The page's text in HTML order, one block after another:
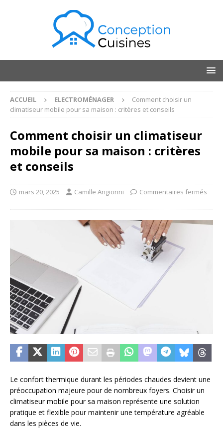
ACCUEIL ELECTROMÉNAGER
Comment choisir un
climatiseur mobile pour sa maison : critères et conseils
Comment choisir un climatiseur
mobile pour sa maison : critères
et conseils
mars 20, 2025 Camille Angionni Commentaires fermés
Le confort thermique durant les périodes chaudes devient une
préoccupation majeure pour de nombreux foyers. Choisir un
climatiseur mobile pour sa maison représente une solution
pratique et flexible pour maintenir une température agréable
dans les pièces de vie.